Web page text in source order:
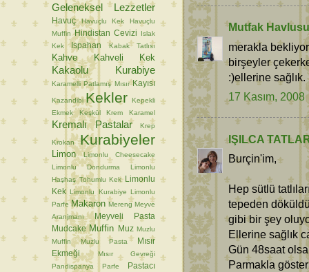
Mutfak Havlusu
merakla
birşeyler
:)ellerine sağlık.
17 Kasım, 2008
IŞILCA
Burçin'im,
Hep sütlü
tepeden
gibi bir şey
Ellerine sağlık
Gün 48saat
Parmakla
Geleneksel Lezzetler
Havuç Havuçlu Kek
Havuçlu
Muffin Hindistan Cevizi
Islak
Kek
Ispahan Kabak Tatlısı
Kahve Kahveli Kek
Kakaolu Kurabiye
Karamelli Patlamış Mısır Kayısı
Kazandibi Kekler Kepekli
Ekmek
Keşkül Krem Karamel
Kremalı Pastalar Krep
Krokan Kurabiyeler
Limon
Limonlu Cheesecake
Limonlu Dondurma
Limonlu
Haşhaş Tohumlu Kek
Limonlu
Kek Limonlu Kurabiye Limonlu
Parfe Makaron Mereng Meyve
Aranjmanı
Meyveli Pasta
Mudcake Muffin Muz Muzlu
Muffin
Muzlu Pasta
Mısır
Ekmeği
Mısır Gevreği
Pandispanya
Parfe
Pastacı